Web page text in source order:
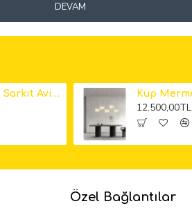
DEVAM
6'lı Bal Renkli Cam Sarkıt Avize
12.500,00TL
Özel Bağlantılar